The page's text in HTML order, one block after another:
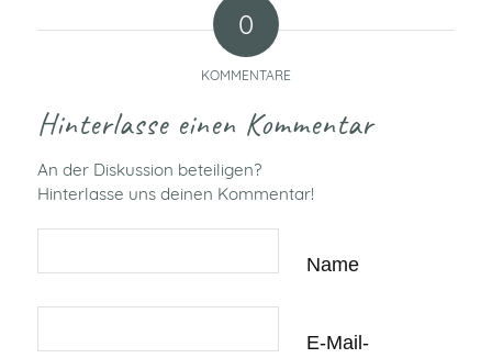
0
KOMMENTARE
Hinterlasse einen Kommentar
An der Diskussion beteiligen?
Hinterlasse uns deinen Kommentar!
Name
E-Mail-